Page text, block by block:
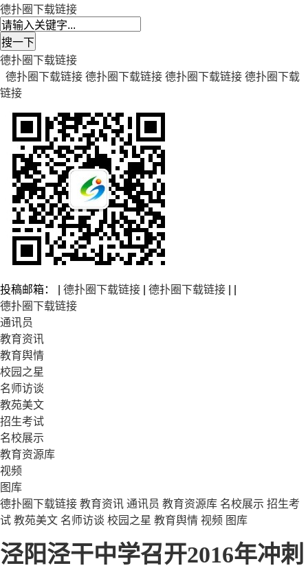
德扑圈下载链接
德扑圈下载链接
德扑圈下载链接 德扑圈下载链接 德扑圈下载链接 德扑圈下载
链接
投稿邮箱： | 德扑圈下载链接 德扑圈下载链接
德扑圈下载链接
通讯员
教育资讯
教育舆情
校园之星
名师访谈
教苑美文
招生考试
名校展示
教育资源库
视频
图库
德扑圈下载链接 教育资讯 通讯员 教育资源库 名校展示 招生考
试 教苑美文 名师访谈 校园之星 教育舆情 视频 图库
泾阳泾干中学召开2016年冲刺